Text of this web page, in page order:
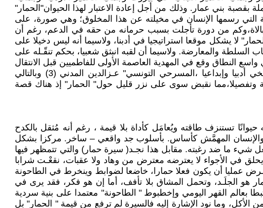
بقصبة بني عمار. وذلك من أجل إعادة الاعتبار لهذا الحيوان"الحمار"
التي رسمها الإنسان في مخيلته عن هذا المخلوق؛ وهي صورة، على
من دورة تأجلت بسبب حرمانه من حقه في الدعم، رغم أن
لا يشكل موقعا استراتيجيا في أدبنا، ولاسيما أنه ليس دخيلا على
السلطة والمعارضة. ولاسيما أن لقبه انبثق شعبيا، بحكم تنقّـله على
النطاق وقع في المهدية العاصمة الأولى للفاطميين قبل الانتقال
للقاهرة، وكاد أن يطيح بها في أفريقية (تونس حالياً ) وبعيدا عن كتب التاريخ، والذي رسخ لهذا الحدث التاريخي أدبيا وإبداعيا ،المسرحي التونسي" عـزالدين المدني (3) وبالتالي
وتفصيلا،مما نقبض سوى على نزر قليل حول" الحمار" إذ هناك قصة
لا ينظر للحمار ككائن عابر، بل بوصفه حيوانًا تستنزف طاقته ويُعامَل كأداة بلا قيمة ، رغم أنه مُثقل بالكدح
والإنسان المهمَّش كأساس. بأسلوب جد واقعي – ساخر. مركزا بشكل
شيء ما ضد رغبته. مقابل هذا نجـد( سيرة حمار) والتي تتمظهر فيها
في الأجواء لا يعترضه معترض من وهاد ولا عقبات، نقعْـت شرابا
طاحونة تفـرض عمليا أن يكون فعلا حمارا، خاضعا لضوابط وينخرط في الطاحونة
هو الجلَـد، وتحمل المشاق بلا تأفف، أما إن هو فكر، فقد يرى في
داخل نسيجه السردي، مرتبطا بعالم القهر اليومي وإخطبوط " الطاحونة" معتمدا على بنية سردية
وما نود الإشارة إليه فالسيرة لم ترفع من قيمة " الحمار" بل